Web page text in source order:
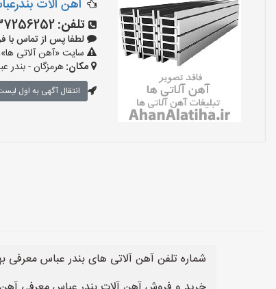
اهن الات
تلفن:
لطفا پس از تماس با
سایت «آهن آلاتی
مکان:هرمزگان - بندر
انتقال آگهی به اول
شماره تلفن آهن آلاتی های بندر عباس معرفی